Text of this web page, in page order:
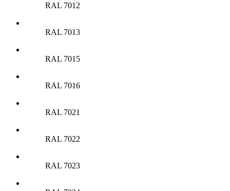
RAL 7012
RAL 7013
RAL 7015
RAL 7016
RAL 7021
RAL 7022
RAL 7023